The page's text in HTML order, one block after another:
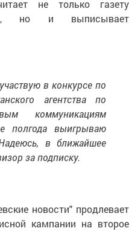
не только газету
но и выписывает
в конкурсе по
агентства по
коммуникациям
полгода выигрываю
в ближайшее
за подписку.
новости" продлевает
кампании на второе